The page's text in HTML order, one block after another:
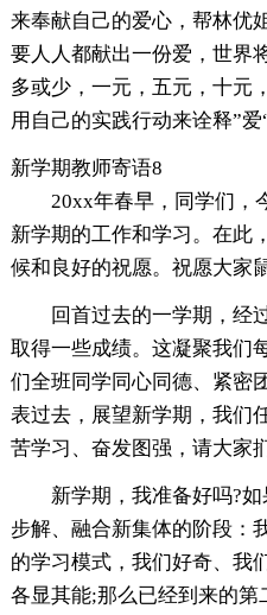
来奉献自己的爱心，帮林优
要人人都献出一份爱，世界
多或少，一元，五元，十元
用自己的实践行动来诠释”爱
新学期教师寄语8
20xx年春早，同学们，
新学期的工作和学习。在此
候和良好的祝愿。祝愿大家
回首过去的一学期，经
取得一些成绩。这凝聚我们
们全班同学同心同德、紧密
表过去，展望新学期，我们
苦学习、奋发图强，请大家
新学期，我准备好吗?
步解、融合新集体的阶段：
的学习模式，我们好奇、我
各显其能;那么已经到来的第